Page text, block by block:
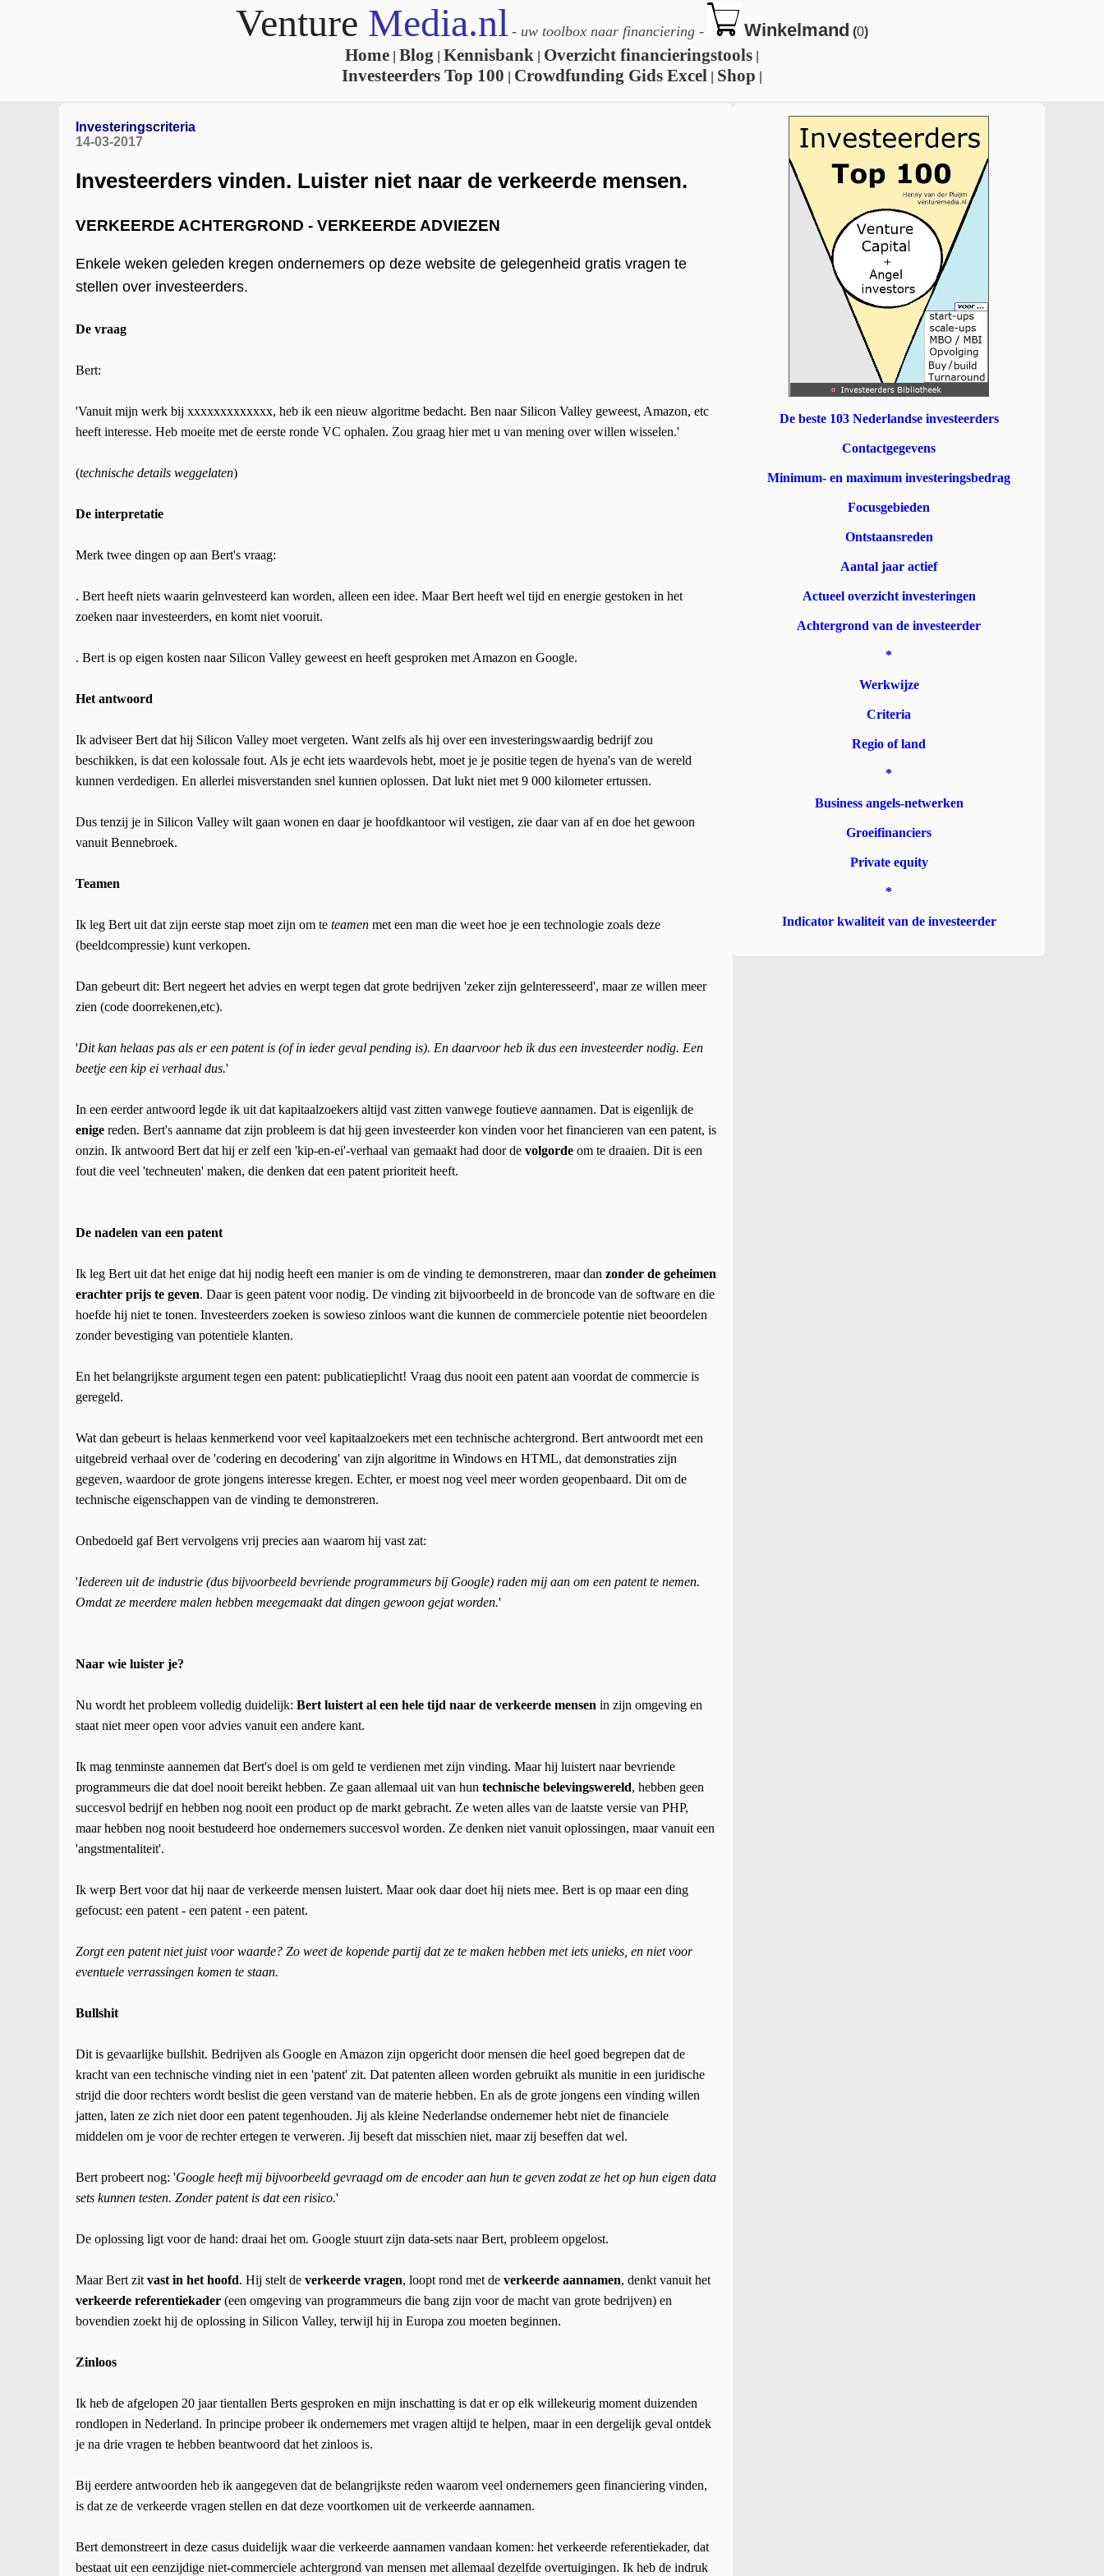
Venture Media.nl - uw toolbox naar financiering - Winkelmand (0)
Home Blog Kennisbank Overzicht financieringstools
Investeerders Top 100 Crowdfunding Gids Excel Shop
Investeringscriteria
14-03-2017
Investeerders vinden. Luister niet naar de verkeerde mensen.
VERKEERDE ACHTERGROND - VERKEERDE ADVIEZEN
Enkele weken geleden kregen ondernemers op deze website de gelegenheid gratis vragen te
stellen over investeerders.
De vraag
Bert:
'Vanuit mijn werk bij xxxxxxxxxxxxx, heb ik een nieuw algoritme bedacht. Ben naar Silicon Valley geweest, Amazon, etc
heeft interesse. Heb moeite met de eerste ronde VC ophalen. Zou graag hier met u van mening over willen wisselen.'
(technische details weggelaten)
De interpretatie
Merk twee dingen op aan Bert's vraag:
. Bert heeft niets waarin gelnvesteerd kan worden, alleen een idee. Maar Bert heeft wel tijd en energie gestoken in het
zoeken naar investeerders, en komt niet vooruit.
. Bert is op eigen kosten naar Silicon Valley geweest en heeft gesproken met Amazon en Google.
Het antwoord
Ik adviseer Bert dat hij Silicon Valley moet vergeten. Want zelfs als hij over een investeringswaardig bedrijf zou
beschikken, is dat een kolossale fout. Als je echt iets waardevols hebt, moet je je positie tegen de hyena's van de wereld
kunnen verdedigen. En allerlei misverstanden snel kunnen oplossen. Dat lukt niet met 9 000 kilometer ertussen.
Dus tenzij je in Silicon Valley wilt gaan wonen en daar je hoofdkantoor wil vestigen, zie daar van af en doe het gewoon
vanuit Bennebroek.
Teamen
Ik leg Bert uit dat zijn eerste stap moet zijn om te teamen met een man die weet hoe je een technologie zoals deze
(beeldcompressie) kunt verkopen.
Dan gebeurt dit: Bert negeert het advies en werpt tegen dat grote bedrijven 'zeker zijn gelnteresseerd', maar ze willen meer
zien (code doorrekenen,etc).
'Dit kan helaas pas als er een patent is (of in ieder geval pending is). En daarvoor heb ik dus een investeerder nodig. Een
beetje een kip ei verhaal dus.'
In een eerder antwoord legde ik uit dat kapitaalzoekers altijd vast zitten vanwege foutieve aannamen. Dat is eigenlijk de
enige reden. Bert's aanname dat zijn probleem is dat hij geen investeerder kon vinden voor het financieren van een patent, is
onzin. Ik antwoord Bert dat hij er zelf een 'kip-en-ei'-verhaal van gemaakt had door de volgorde om te draaien. Dit is een
fout die veel 'techneuten' maken, die denken dat een patent prioriteit heeft.
De nadelen van een patent
Ik leg Bert uit dat het enige dat hij nodig heeft een manier is om de vinding te demonstreren, maar dan zonder de geheimen
erachter prijs te geven. Daar is geen patent voor nodig. De vinding zit bijvoorbeeld in de broncode van de software en die
hoefde hij niet te tonen. Investeerders zoeken is sowieso zinloos want die kunnen de commerciele potentie niet beoordelen
zonder bevestiging van potentiele klanten.
En het belangrijkste argument tegen een patent: publicatieplicht! Vraag dus nooit een patent aan voordat de commercie is
geregeld.
Wat dan gebeurt is helaas kenmerkend voor veel kapitaalzoekers met een technische achtergrond. Bert antwoordt met een
uitgebreid verhaal over de 'codering en decodering' van zijn algoritme in Windows en HTML, dat demonstraties zijn
gegeven, waardoor de grote jongens interesse kregen. Echter, er moest nog veel meer worden geopenbaard. Dit om de
technische eigenschappen van de vinding te demonstreren.
Onbedoeld gaf Bert vervolgens vrij precies aan waarom hij vast zat:
'Iedereen uit de industrie (dus bijvoorbeeld bevriende programmeurs bij Google) raden mij aan om een patent te nemen.
Omdat ze meerdere malen hebben meegemaakt dat dingen gewoon gejat worden.'
Naar wie luister je?
Nu wordt het probleem volledig duidelijk: Bert luistert al een hele tijd naar de verkeerde mensen in zijn omgeving en
staat niet meer open voor advies vanuit een andere kant.
Ik mag tenminste aannemen dat Bert's doel is om geld te verdienen met zijn vinding. Maar hij luistert naar bevriende
programmeurs die dat doel nooit bereikt hebben. Ze gaan allemaal uit van hun technische belevingswereld, hebben geen
succesvol bedrijf en hebben nog nooit een product op de markt gebracht. Ze weten alles van de laatste versie van PHP,
maar hebben nog nooit bestudeerd hoe ondernemers succesvol worden. Ze denken niet vanuit oplossingen, maar vanuit een
'angstmentaliteit'.
Ik werp Bert voor dat hij naar de verkeerde mensen luistert. Maar ook daar doet hij niets mee. Bert is op maar een ding
gefocust: een patent - een patent - een patent.
Zorgt een patent niet juist voor waarde? Zo weet de kopende partij dat ze te maken hebben met iets unieks, en niet voor
eventuele verrassingen komen te staan.
Bullshit
Dit is gevaarlijke bullshit. Bedrijven als Google en Amazon zijn opgericht door mensen die heel goed begrepen dat de
kracht van een technische vinding niet in een 'patent' zit. Dat patenten alleen worden gebruikt als munitie in een juridische
strijd die door rechters wordt beslist die geen verstand van de materie hebben. En als de grote jongens een vinding willen
jatten, laten ze zich niet door een patent tegenhouden. Jij als kleine Nederlandse ondernemer hebt niet de financiele
middelen om je voor de rechter ertegen te verweren. Jij beseft dat misschien niet, maar zij beseffen dat wel.
Bert probeert nog: 'Google heeft mij bijvoorbeeld gevraagd om de encoder aan hun te geven zodat ze het op hun eigen data
sets kunnen testen. Zonder patent is dat een risico.'
De oplossing ligt voor de hand: draai het om. Google stuurt zijn data-sets naar Bert, probleem opgelost.
Maar Bert zitvast in het hoofd. Hij stelt de verkeerde vragen, loopt rond met de verkeerde aannamen, denkt vanuit het
verkeerde referentiekader (een omgeving van programmeurs die bang zijn voor de macht van grote bedrijven) en
bovendien zoekt hij de oplossing in Silicon Valley, terwijl hij in Europa zou moeten beginnen.
Zinloos
Ik heb de afgelopen 20 jaar tientallen Berts gesproken en mijn inschatting is dat er op elk willekeurig moment duizenden
rondlopen in Nederland. In principe probeer ik ondernemers met vragen altijd te helpen, maar in een dergelijk geval ontdek
je na drie vragen te hebben beantwoord dat het zinloos is.
Bij eerdere antwoorden heb ik aangegeven dat de belangrijkste reden waarom veel ondernemers geen financiering vinden,
is dat ze de verkeerde vragen stellen en dat deze voortkomen uit de verkeerde aannamen.
Bert demonstreert in deze casus duidelijk waar die verkeerde aannamen vandaan komen: het verkeerde referentiekader, dat
bestaat uit een eenzijdige niet-commerciele achtergrond van mensen met allemaal dezelfde overtuigingen. Ik heb de indruk
De beste 103 Nederlandse investeerders
Contactgegevens
Minimum- en maximum investeringsbedrag
Focusgebieden
Ontstaansreden
Aantal jaar actief
Actueel overzicht investeringen
Achtergrond van de investeerder
*
Werkwijze
Criteria
Regio of land
*
Business angels-netwerken
Groeifinanciers
Private equity
*
Indicator kwaliteit van de investeerder